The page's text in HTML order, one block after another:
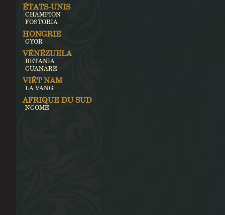
ÉTATS-UNIS
CHAMPION
FOSTORIA
HONGRIE
GYOR
VÉNÉZUELA
BETANIA
GUANARE
VIÊT NAM
LA VANG
AFRIQUE DU SUD
NGOME